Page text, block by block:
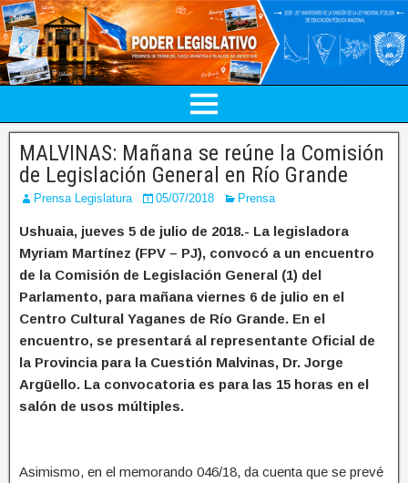
MALVINAS: Mañana se reúne la Comisión
de Legislación General en Río Grande
Prensa Legislatura 05/07/2018 Prensa
Ushuaia, jueves 5 de julio de 2018.- La legisladora
Myriam Martínez (FPV – PJ), convocó a un encuentro
de la Comisión de Legislación General (1) del
Parlamento, para mañana viernes 6 de julio en el
Centro Cultural Yaganes de Río Grande. En el
encuentro, se presentará al representante Oficial de
la Provincia para la Cuestión Malvinas, Dr. Jorge
Argüello. La convocatoria es para las 15 horas en el
salón de usos múltiples.
Asimismo, en el memorando 046/18, da cuenta que se prevé